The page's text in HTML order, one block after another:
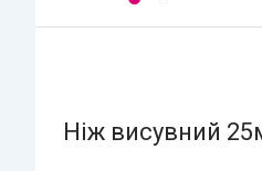
Ніж висувний